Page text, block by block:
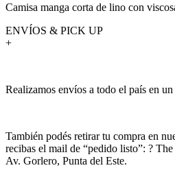
Camisa manga corta de lino con
ENVÍOS & PICK UP
+
Realizamos envíos a todo el país en
También podés retirar tu compra en
recibas el mail de “pedido listo”: ?
Av. Gorlero, Punta del Este.